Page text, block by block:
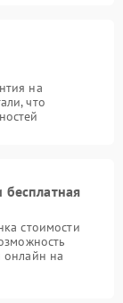
на
что
стоимости
онлайн на